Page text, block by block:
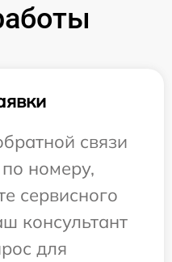
связи
номеру,
сервисного
консультант
для